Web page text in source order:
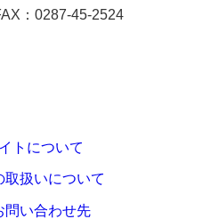
：0287-45-2524
トについて
取扱いについて
問い合わせ先